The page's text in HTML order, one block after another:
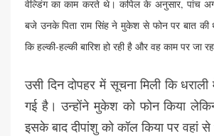
वेल्डिंग का काम करते थे। कपिल के अनुसार, पांच
बजे उनके पिता राम सिंह ने मुकेश से फोन पर बात की
कि हल्की-हल्की बारिश हो रही है और वह काम पर जा
उसी दिन दोपहर में सूचना मिली कि
गई है। उन्होंने मुकेश को फोन किया
इसके बाद दीपांशु को कॉल किया पर वहां से